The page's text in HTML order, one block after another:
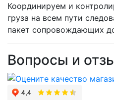
Координируем и
груза на всем пути
пакет сопровождающих
Вопросы и